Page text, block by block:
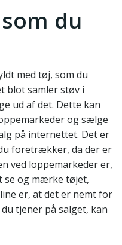
du
med tøj, som du
blot samler støv i
ud af det. Dette kan
og sælge
på internettet. Det er
foretrækker, da der er
ved loppemarkeder er,
se og mærke tøjet,
er, at det er nemt for
tjener på salget, kan